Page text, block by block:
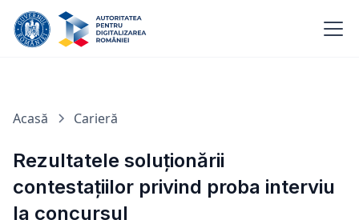
Acasă Carieră
Rezultatele soluționării
contestațiilor privind proba interviu
la concursul